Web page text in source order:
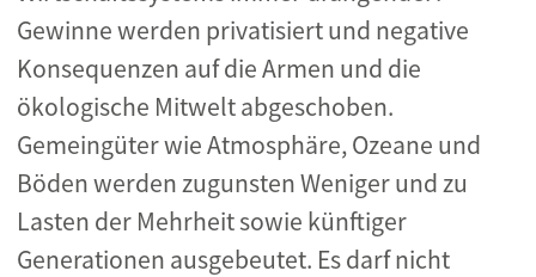
Gewinne werden privatisiert und negative
Konsequenzen auf die Armen und die
ökologische Mitwelt abgeschoben.
Gemeingüter wie Atmosphäre, Ozeane und
Böden werden zugunsten Weniger und zu
Lasten der Mehrheit sowie künftiger
Generationen ausgebeutet. Es darf nicht